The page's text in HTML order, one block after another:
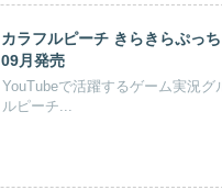
カラフルピーチ きらきらぷっ
09月発売
YouTubeで活躍するゲーム実況
ルピーチ...